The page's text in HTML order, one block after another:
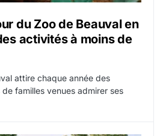
du Zoo de Beauval en
activités à moins de
attire chaque année des
familles venues admirer ses